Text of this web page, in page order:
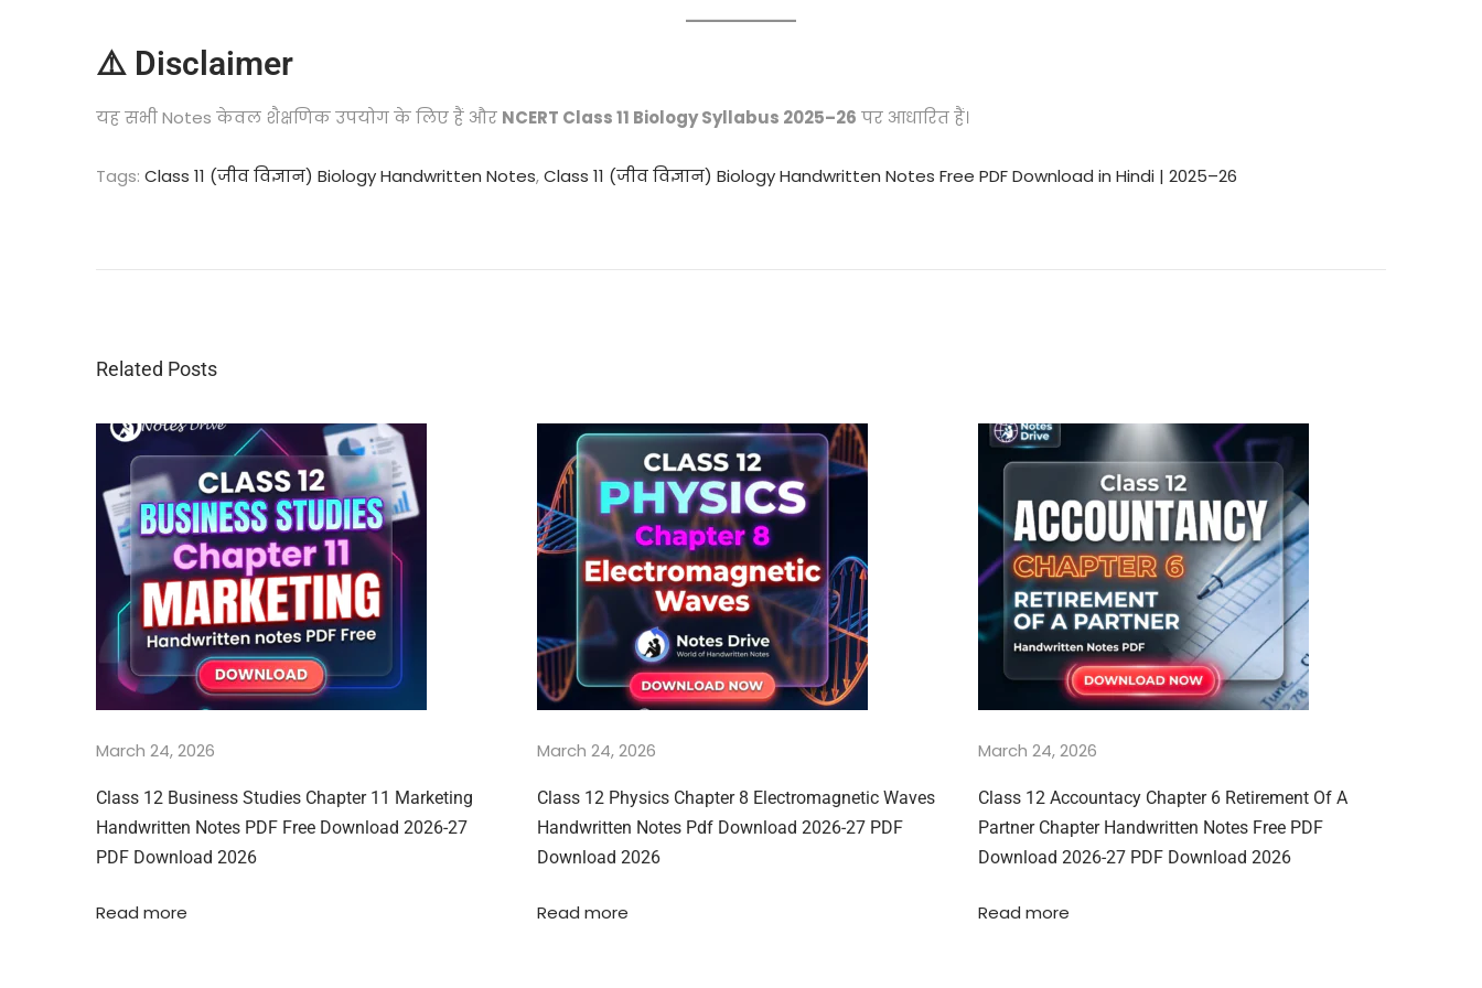
⚠️ Disclaimer
यह सभी Notes केवल शैक्षणिक उपयोग के लिए हैं और NCERT Class 11 Biology Syllabus 2025–26 पर आधारित हैं।
Tags: Class 11 (जीव विज्ञान) Biology Handwritten Notes,Class 11 (जीव विज्ञान) Biology Handwritten Notes Free PDF Download in Hindi | 2025–26
(
सा
वि
ज्ञा
i
t
y
H
a
d
Related Posts
March 24, 2026
Class 12 Business Studies Chapter 11 Marketing
Handwritten Notes PDF Free Download 2026-27
PDF Download 2026
Read more
March 24, 2026
Class 12 Physics Chapter 8 Electromagnetic Waves
Handwritten Notes Pdf Download 2026-27 PDF
Download 2026
Read more
March 24, 2026
Class 12 Accountacy Chapter 6 Retirement Of A
Partner Chapter Handwritten Notes Free PDF
Download 2026-27 PDF Download 2026
Read more